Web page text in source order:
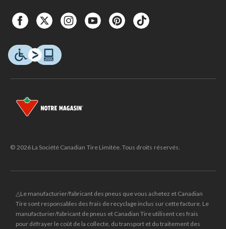
© 2026 La Société Canadian Tire Limitée. Tous droits réservés.
△Le manufacturier/fabricant des pneus que vous achetez et Canadian
Tire sont responsables des frais de recyclage inclus sur cette facture. Le
manufacturier/fabricant de pneus et Canadian Tire utilisent ces frais
pour défrayer le coût de la collecte, du transport et du traitement des